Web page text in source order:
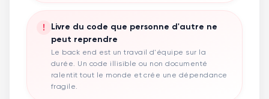
!
Livre du code que personne d'autre ne
peut reprendre
Le back end est un travail d'équipe sur la
durée. Un code illisible ou non documenté
ralentit tout le monde et crée une dépendance
fragile.